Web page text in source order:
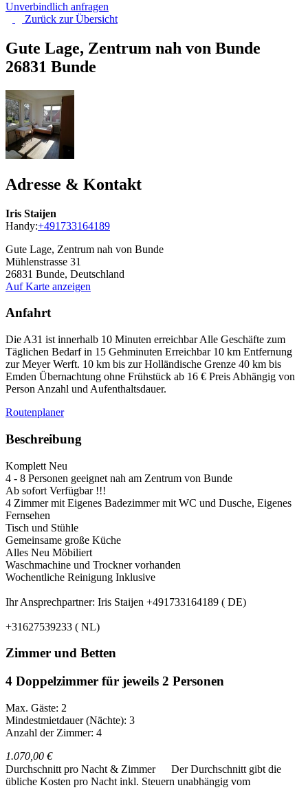
Unverbindlich anfragen
Zurück zurÜbersicht
Gute Lage, Zentrum nah von Bunde
26831 Bunde
Adresse & Kontakt
Iris Staijen
Handy:+491733164189
Gute Lage, Zentrum nah von Bunde
Mühlenstrasse 31
26831 Bunde, Deutschland
Auf Karte anzeigen
Anfahrt
Die A31 ist innerhalb 10 Minuten erreichbar Alle Geschäfte zum
Täglichen Bedarf in 15 Gehminuten Erreichbar 10 km Entfernung
zur Meyer Werft. 10 km bis zur Holländische Grenze 40 km bis
Emden Übernachtung ohne Frühstück ab 16 € Preis Abhängig von
Person Anzahl und Aufenthaltsdauer.
Routenplaner
Beschreibung
Komplett Neu
4 - 8 Personen geeignet nah am Zentrum von Bunde
Ab sofort Verfügbar !!!
4 Zimmer mit Eigenes Badezimmer mit WC und Dusche, Eigenes
Fernsehen
Tisch und Stühle
Gemeinsame große Küche
Alles Neu Möbiliert
Waschmachine und Trockner vorhanden
Wochentliche Reinigung Inklusive
Ihr Ansprechpartner: Iris Staijen +491733164189 ( DE)
+31627539233 ( NL)
Zimmer und Betten
4 Doppelzimmer für jeweils 2 Personen
Max. Gäste: 2
Mindestmietdauer (Nächte): 3
Anzahl der Zimmer: 4
1.070,00 €
Durchschnitt pro Nacht & Zimmer
Der Durchschnitt gibt die
übliche Kosten pro Nacht inkl. Steuern unabhängig vom